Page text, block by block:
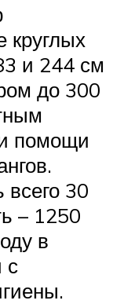
круглых
и 244 см
до 300
помощи
30
– 1250
в
с